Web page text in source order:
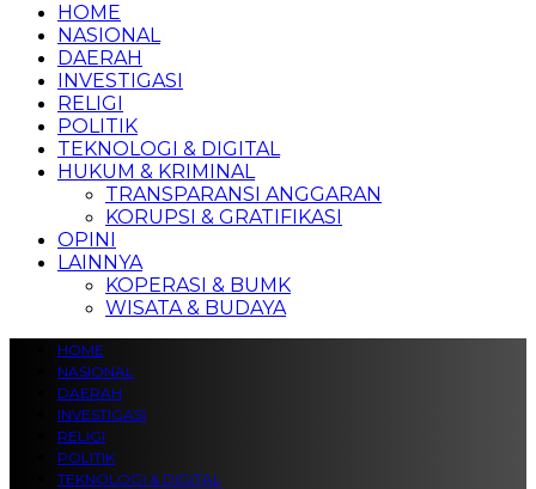
HOME
NASIONAL
DAERAH
INVESTIGASI
RELIGI
POLITIK
TEKNOLOGI & DIGITAL
HUKUM & KRIMINAL
TRANSPARANSI ANGGARAN
KORUPSI & GRATIFIKASI
OPINI
LAINNYA
KOPERASI & BUMK
WISATA & BUDAYA
HOME
NASIONAL
DAERAH
INVESTIGASI
RELIGI
POLITIK
TEKNOLOGI & DIGITAL